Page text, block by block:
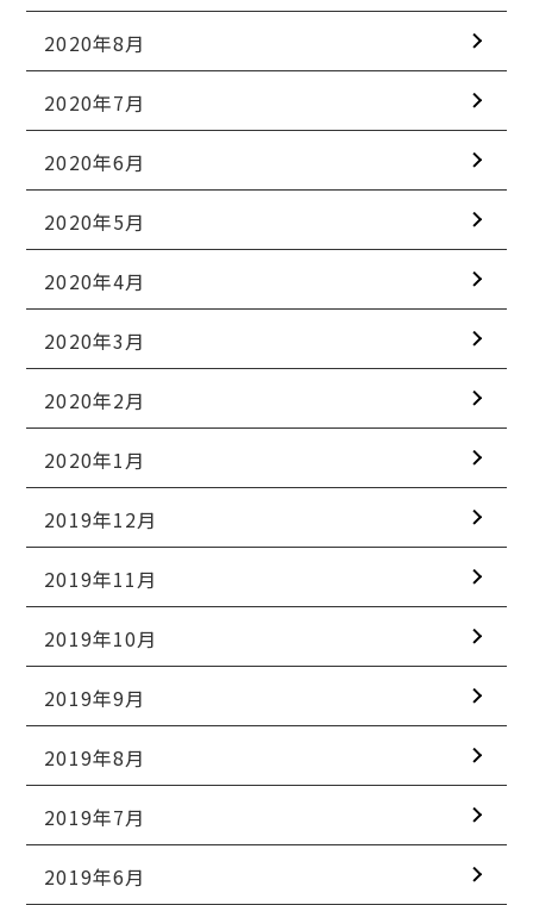
2020年8月
2020年7月
2020年6月
2020年5月
2020年4月
2020年3月
2020年2月
2020年1月
2019年12月
2019年11月
2019年10月
2019年9月
2019年8月
2019年7月
2019年6月